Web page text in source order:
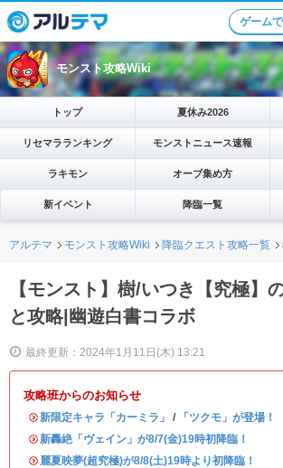
ゲーム
モンスト攻略Wiki
トップ 夏休み2026
リセマラランキング モンストニュース速報
ラキモン オーブ集め方
新イベント 降臨一覧
アルテマ モンスト攻略Wiki 降臨クエスト攻略一覧
【モンスト】樹/いつき【究極】
と攻略|幽遊白書コラボ
最終更新：2024年1月11日(木) 13:21
攻略班からのお知らせ
・新限定キャラ「カーミラ」 /
「ツクモ」が登場！
・新轟絶「ヴェイン」が8/7(金)19時初降臨！
・ 麗夏映夢(超究極)が8/8(土)19時より初降臨！